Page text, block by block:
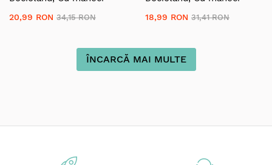
cm, Strawberry
20,99 RON 34,15 RON
cm, Bear
18,99 RON 31,41 RON
ÎNCARCĂ MAI MULTE